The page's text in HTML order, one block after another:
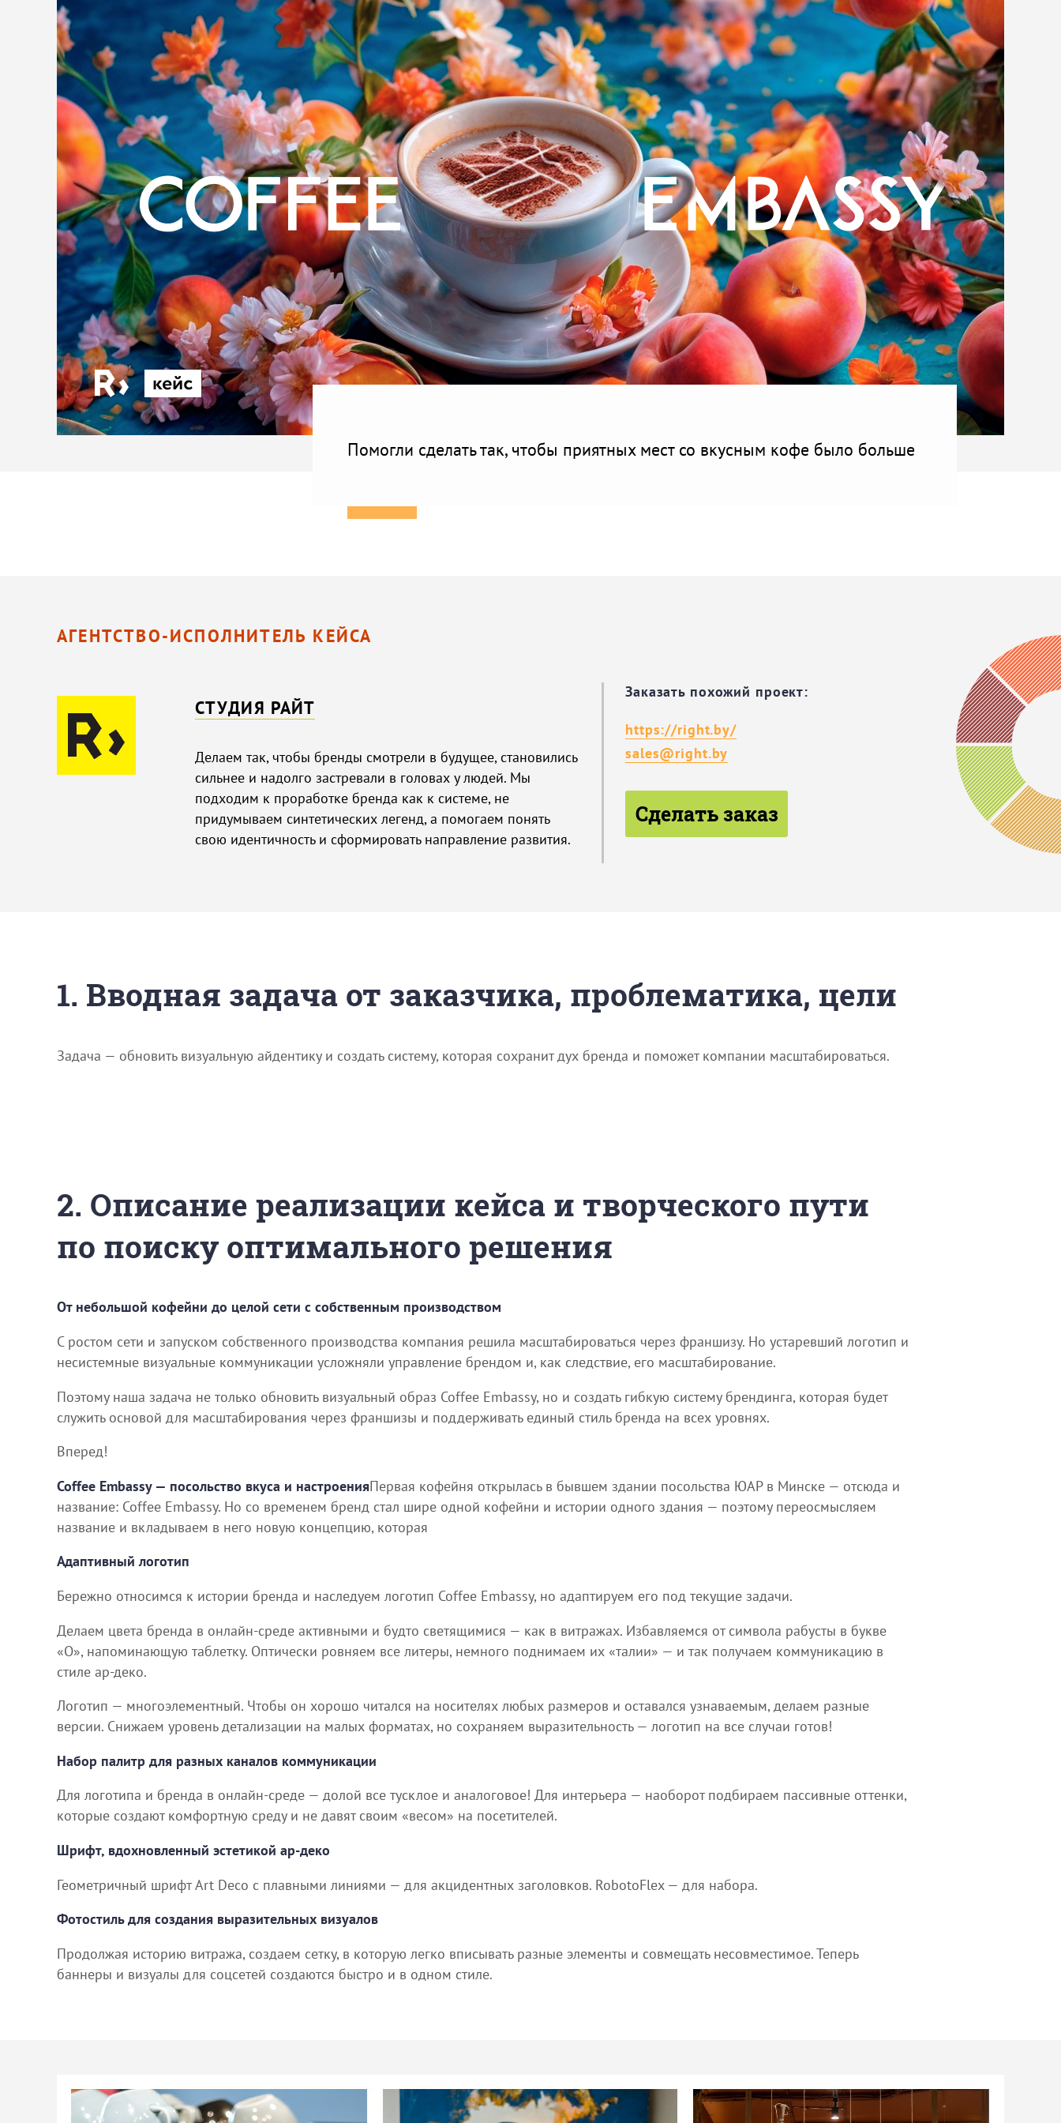
Помогли сделать так, чтобы приятных мест со вкусным кофе было больше
АГЕНТСТВО-ИСПОЛНИТЕЛЬ КЕЙСА
СТУДИЯ РАЙТ
Делаем так, чтобы бренды смотрели в будущее, становились
сильнее и надолго застревали в головах у людей. Мы
подходим к проработке бренда как к системе, не
придумываем синтетических легенд, а помогаем понять
свою идентичность и сформировать направление развития.
Заказать похожий проект:
https://right.by/
sales@right.by
Сделать заказ
1. Вводная задача от заказчика, проблематика, цели
Задача — обновить визуальную айдентику и создать систему, которая сохранит дух бренда и поможет компании масштабироваться.
2. Описание реализации кейса и творческого пути
по поиску оптимального решения
От небольшой кофейни до целой сети с собственным производством
С ростом сети и запуском собственного производства компания решила масштабироваться через франшизу. Но устаревший логотип и
несистемные визуальные коммуникации усложняли управление брендом и, как следствие, его масштабирование.
Поэтому наша задача не только обновить визуальный образ Coffee Embassy, но и создать гибкую систему брендинга, которая будет
служить основой для масштабирования через франшизы и поддерживать единый стиль бренда на всех уровнях.
Вперед!
Coffee Embassy — посольство вкуса и настроенияПервая кофейня открылась в бывшем здании посольства ЮАР в Минске — отсюда и
название: Coffee Embassy. Но со временем бренд стал шире одной кофейни и истории одного здания — поэтому переосмысляем
название и вкладываем в него новую концепцию, которая
Адаптивный логотип
Бережно относимся к истории бренда и наследуем логотип Coffee Embassy, но адаптируем его под текущие задачи.
Делаем цвета бренда в онлайн-среде активными и будто светящимися — как в витражах. Избавляемся от символа рабусты в букве
«О», напоминающую таблетку. Оптически ровняем все литеры, немного поднимаем их «талии» — и так получаем коммуникацию в
стиле ар-деко.
Логотип — многоэлементный. Чтобы он хорошо читался на носителях любых размеров и оставался узнаваемым, делаем разные
версии. Снижаем уровень детализации на малых форматах, но сохраняем выразительность — логотип на все случаи готов!
Набор палитр для разных каналов коммуникации
Для логотипа и бренда в онлайн-среде — долой все тусклое и аналоговое! Для интерьера — наоборот подбираем пассивные оттенки,
которые создают комфортную среду и не давят своим «весом» на посетителей.
Шрифт, вдохновленный эстетикой ар-деко
Геометричный шрифт Art Deco с плавными линиями — для акцидентных заголовков. RobotoFlex — для набора.
Фотостиль для создания выразительных визуалов
Продолжая историю витража, создаем сетку, в которую легко вписывать разные элементы и совмещать несовместимое. Теперь
баннеры и визуалы для соцсетей создаются быстро и в одном стиле.